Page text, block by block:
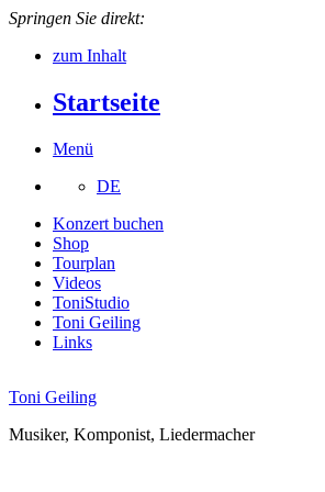
Springen Sie direkt:
zum Inhalt
Startseite
Menü
DE
Konzert buchen
Shop
Tourplan
Videos
ToniStudio
Toni Geiling
Links
Toni Geiling
Musiker, Komponist, Liedermacher